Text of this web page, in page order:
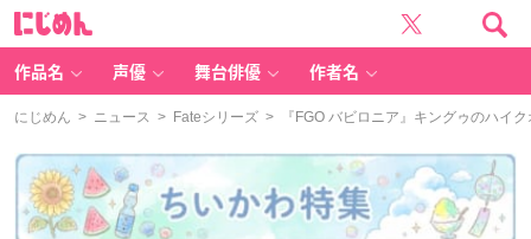
作品名 声優 舞台俳優 作者名
にじめん > ニュース > Fateシリーズ > 『FGO バビロニア』キングゥのハイ